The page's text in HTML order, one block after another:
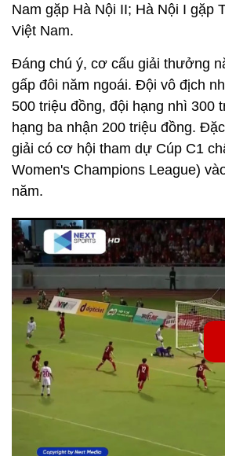
Nam gặp Hà Nội II; Hà Nội I gặp
Việt Nam.
Đáng chú ý, cơ cấu giải thưởng
gấp đôi năm ngoái. Đội vô địch
500 triệu đồng, đội hạng nhì 300
hạng ba nhận 200 triệu đồng.
giải có cơ hội tham dự Cúp C1
Women's Champions League)
năm.